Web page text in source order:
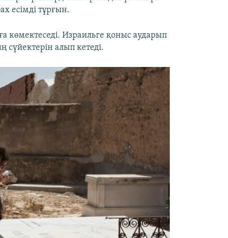
есімді тұрғын.
көмектеседі. Израильге қоныс аударып
сүйектерін алып кетеді.